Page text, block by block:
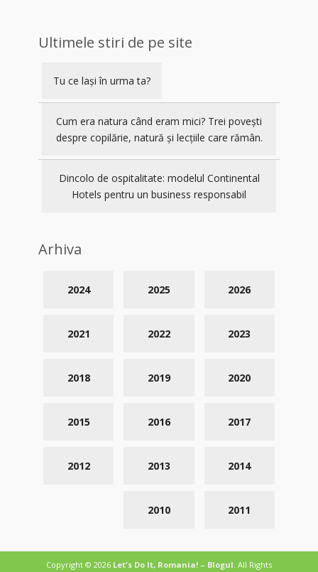
Ultimele stiri de pe site
Tu ce lași în urma ta?
Cum era natura când eram mici? Trei povești
despre copilărie, natură și lecțiile care rămân.
Dincolo de ospitalitate: modelul Continental
Hotels pentru un business responsabil
Arhiva
2026
2025
2024
2023
2022
2021
2020
2019
2018
2017
2016
2015
2014
2013
2012
2011
2010
Copyright © 2026 Let's Do It, Romania! – Blogul. All Rights